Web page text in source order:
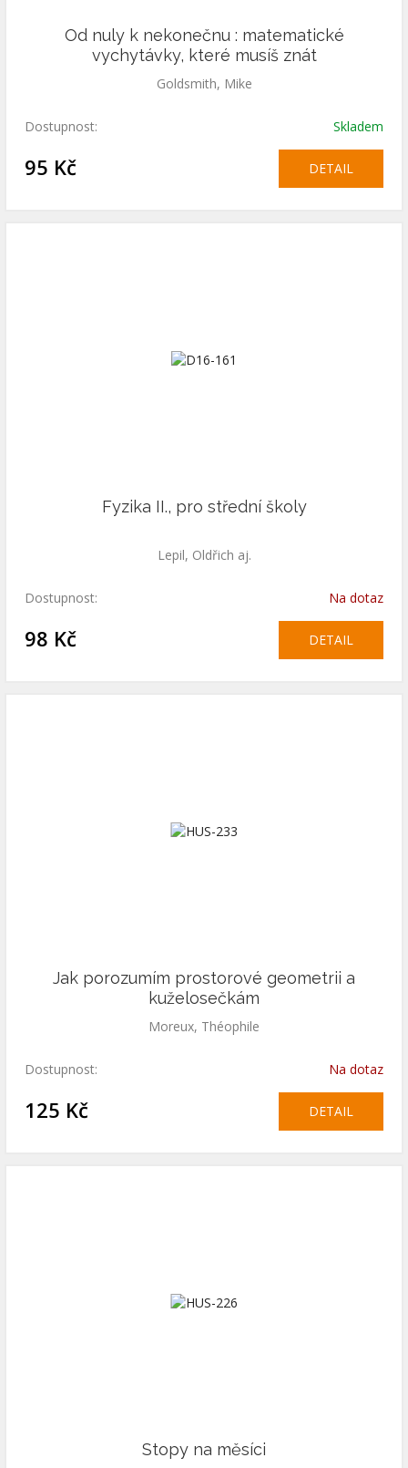
Od nuly k nekonečnu : matematické
vychytávky, které musíš znát
Goldsmith, Mike
Dostupnost: Skladem
95 Kč DETAIL
Fyzika II., pro střední školy
Lepil, Oldřich aj.
Dostupnost: Na dotaz
98 Kč DETAIL
Jak porozumím prostorové geometrii a
kuželosečkám
Moreux, Théophile
Dostupnost: Na dotaz
125 Kč DETAIL
Stopy na měsíci